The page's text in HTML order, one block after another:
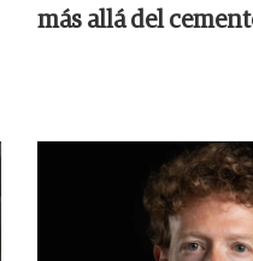
más allá del